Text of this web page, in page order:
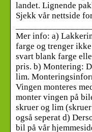
landet. Lignende
Sjekk vår nettside
Mer info: a)
farge og trenger
svart blank farge
pris. b) Montering:
lim.
Vingen monteres
monter vingen på
skruer og lim
også seperat d)
bil på vår